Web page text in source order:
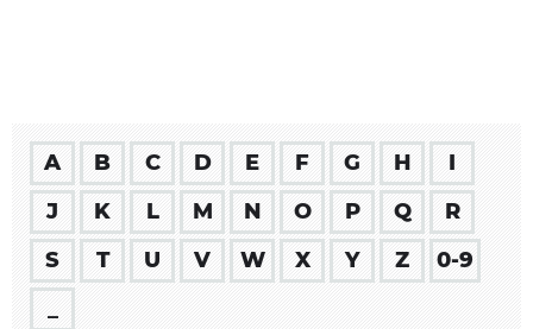
A B C D E F G H
I
J
K L M N O P Q
R
S
T U V W X Y Z
0-9